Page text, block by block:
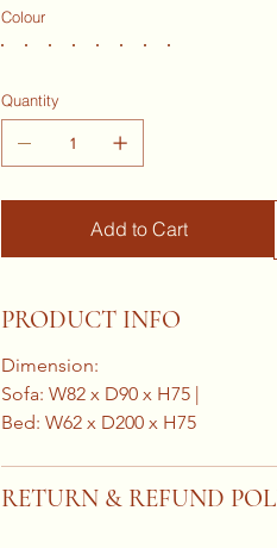
Colour
Quantity
Add to Cart
PRODUCT INFO
Dimension:
Sofa: W82 x D90 x H75 |
Bed: W62 x D200 x H75
RETURN & REFUND